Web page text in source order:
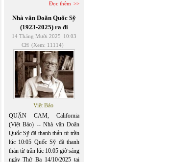
Đọc thêm
Nhà văn Doãn Quốc Sỹ
(1923-2025) ra đi
14 Tháng Mười 2025 10:03
CH (Xem: 11114)
Việt Báo
QUẬN CAM, California
(Việt Báo) -- Nhà văn Doãn
Quốc Sỹ đã thanh thản từ trần
lúc 10:05 Quốc Sỹ đã thanh
thản từ trần lúc 10:05 giờ sáng
ngày Thứ Ba 14/10/2025 tại